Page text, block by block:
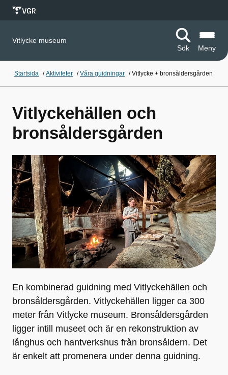
Vitlycke museum
Sök
Meny
Startsida /Aktiviteter /Våra guidningar /Vitlycke + bronsåldersgården
Vitlyckehällen och
bronsåldersgården
En kombinerad guidning med Vitlyckehällen och
bronsåldersgården. Vitlyckehällen ligger ca 300
meter från Vitlycke museum. Bronsåldersgården
ligger intill museet och är en rekonstruktion av
långhus och hantverkshus från bronsåldern. Det
är enkelt att promenera under denna guidning.